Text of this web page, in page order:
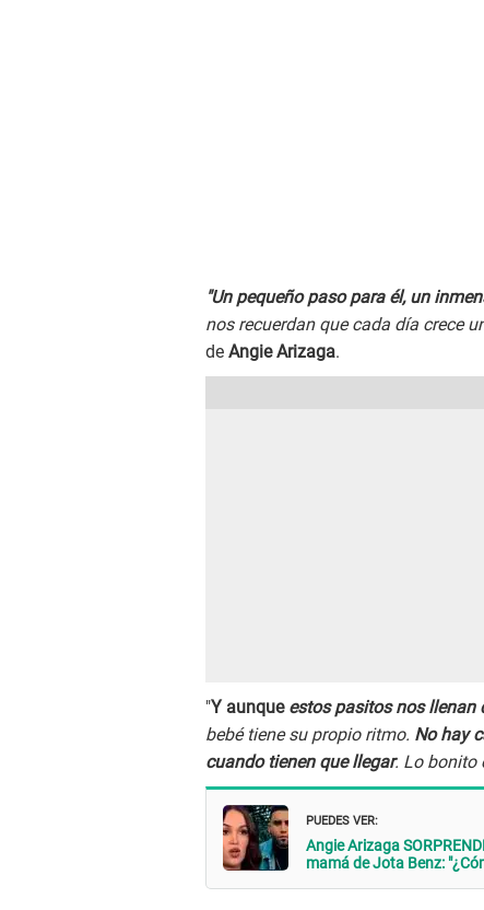
"Un pequeño paso para él, un
nos recuerdan que cada día crece
de Angie Arizaga.
"Y aunque estos pasitos nos llenan
bebé tiene su propio ritmo. No hay
cuando tienen que llegar. Lo bonito
PUEDES VER:
Angie Arizaga
mamá de Jota Benz: